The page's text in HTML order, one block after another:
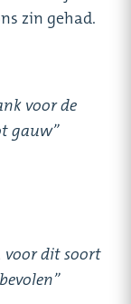
zin gehad.
voor de
gauw”
voor dit soort